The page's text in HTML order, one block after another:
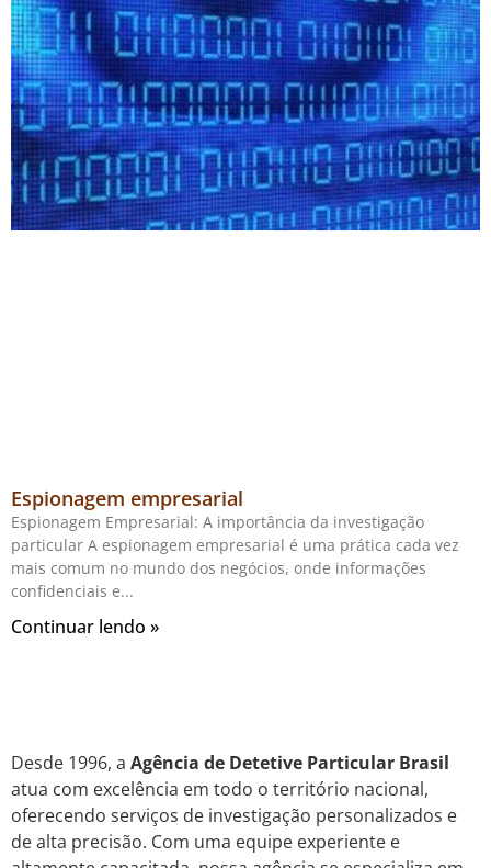
Espionagem empresarial
Espionagem Empresarial: A importância da investigação
particular A espionagem empresarial é uma prática cada vez
mais comum no mundo dos negócios, onde informações
confidenciais e
Continuar lendo »
Desde 1996, a Agência de Detetive Particular Brasil
atua com excelência em todo o território nacional,
oferecendo serviços de investigação personalizados e
de alta precisão. Com uma equipe experiente e